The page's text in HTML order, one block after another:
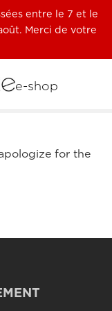
entre le 7 et le
Merci de votre
e-shop
for the